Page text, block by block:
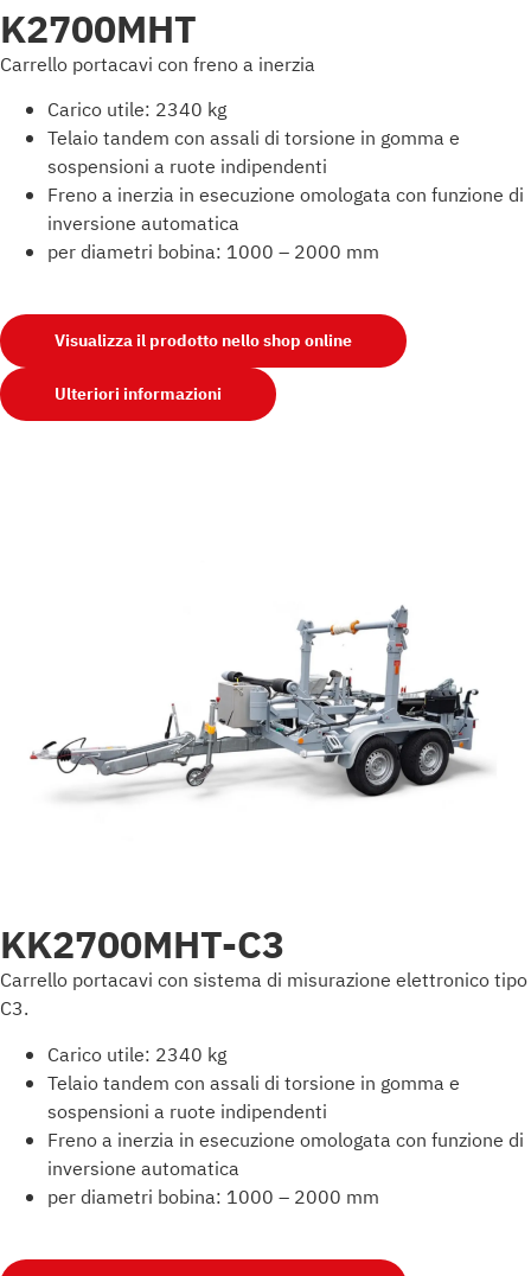
K2700MHT
Carrello portacavi con freno a inerzia
Carico utile: 2340 kg
Telaio tandem con assali di torsione in gomma e
sospensioni a ruote indipendenti
Freno a inerzia in esecuzione omologata con funzione di
inversione automatica
per diametri bobina: 1000 – 2000 mm
Visualizza il prodotto nello shop online
Ulteriori informazioni
KK2700MHT-C3
Carrello portacavi con sistema di misurazione elettronico tipo
C3.
Carico utile: 2340 kg
Telaio tandem con assali di torsione in gomma e
sospensioni a ruote indipendenti
Freno a inerzia in esecuzione omologata con funzione di
inversione automatica
per diametri bobina: 1000 – 2000 mm